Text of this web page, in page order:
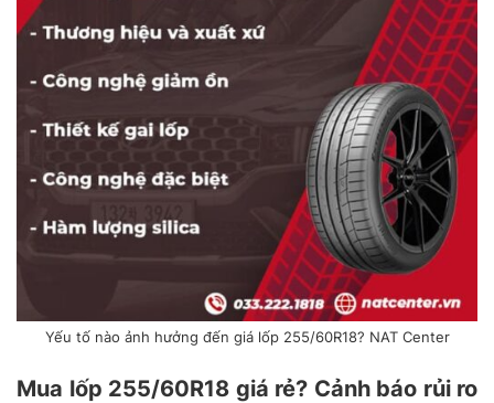
Yếu tố nào ảnh hưởng đến giá lốp 255/60R18? NAT Center
Mua lốp 255/60R18 giá rẻ? Cảnh báo rủi ro